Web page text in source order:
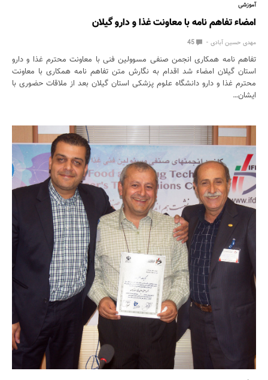
آموزشی
امضاء تفاهم نامه با معاونت غذا و دارو گیلان
مهدی حسین آبادی
تفاهم نامه همکاری انجمن صنفی مسوولین فنی با معاونت محترم غذا و دارو
استان گیلان امضاء شد اقدام به نگارش متن تفاهم نامه همکاری با معاونت
محترم غذا و دارو دانشگاه علوم پزشکی استان گیلان بعد از ملاقات حضوری با
ایشان…